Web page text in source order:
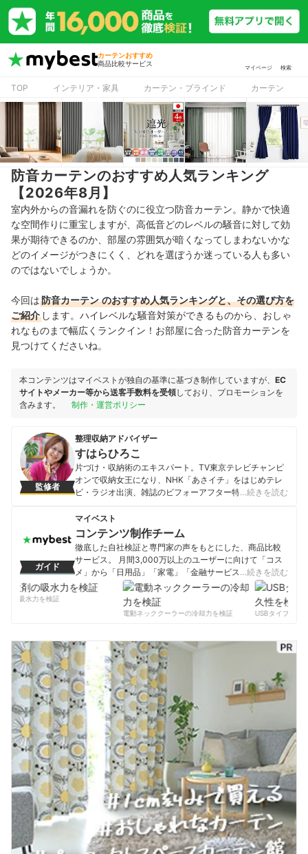
カーテンおすすめ
商品比較サービス
マイページ 検索
TOP インテリア・家具 カーテン・ブラインド カーテン
防音カーテンのおすすめ人気ランキング
【2026年8月】
室内外からの音漏れを防ぐのに役立つ防音カーテン。静かで快適
な空間作りに重宝しますが、高低音どのレベルの騒音に対して効
果が期待できるのか、部屋の雰囲気が暗くなってしまわないかな
どのイメージがつきにくく、どれを選ぼうか迷っている人も多い
のではないでしょうか。
今回は防音カーテン のおすすめ人気ランキングと、その選び方を
ご紹介 します。ハイレベルな騒音対策ができるものから、おしゃ
れなものまで幅広くランクイン！お部屋に合った防音カーテンを
見つけてくださいね。
本コンテンツはマイベストが独自の基準に基づき制作していますが、 EC
サイトやメーカー等から送客手数料を受領しており、プロモーションを
含みます。
制作・運営ポリシー
監修者
整理収納アドバイザー
すはらひろこ
片づけ・収納術のエキスパート。TV東京テレビチャンピ
オンで収納女王になり、NHK「あさイチ」をはじめテレ
ビ・ラジオ出演、雑誌のビフォーアフター特集などに登
て方」宝島社、「風通しのいい片づけ」エクスナレッジ
などの書籍多数。一級建築士、インテリアコーディネー
ター、整理収納アドバイザー。
すはらひろこのプロフィール
…続きを読む
ガイド
マイベスト
コンテンツ制作チーム
徹底した自社検証と専門家の声をもとにした、商品比較
サービス。 月間3,000万以上のユーザーに向けて「コス
メ」から「日用品」「家電」「金融サービス」まで、ベ
ストな商品を選んでもらうために、毎日コンテンツを制
コンテンツ制作チームのプロフィール
…続きを読む
の吸水力を検証
電動ネッククーラーの冷却力を検証
USBタイプCケー